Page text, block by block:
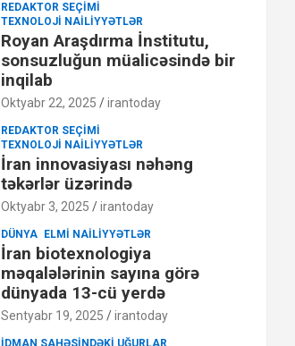
REDAKTOR SEÇIMI
TEXNOLOJI NAILIYYƏTLƏR
Royan Araşdırma İnstitutu,
sonsuzluğun müalicəsində bir
inqilab
Oktyabr 22, 2025 irantoday
REDAKTOR SEÇIMI
TEXNOLOJI NAILIYYƏTLƏR
İran innovasiyası nəhəng
təkərlər üzərində
Oktyabr 3, 2025 irantoday
DÜNYA ELMI NAILIYYƏTLƏR
İran biotexnologiya
məqalələrinin sayına görə
dünyada 13-cü yerdə
Sentyabr 19, 2025 irantoday
İDMAN SAHƏSINDƏKI UĞURLAR